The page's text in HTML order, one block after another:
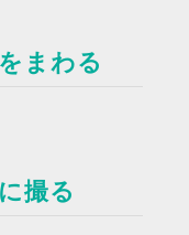
まわる
撮る